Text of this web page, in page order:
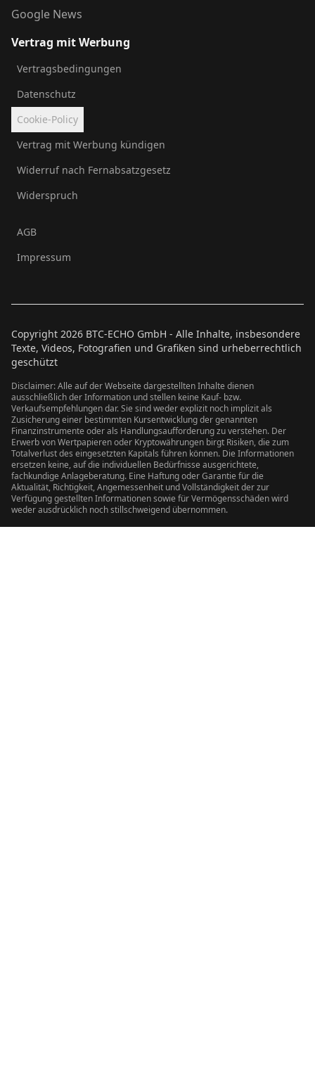
Google News
Vertrag mit Werbung
Vertragsbedingungen
Datenschutz
Cookie-Policy
Vertrag mit Werbung kündigen
Widerruf nach Fernabsatzgesetz
Widerspruch
AGB
Impressum
Copyright 2026 BTC-ECHO GmbH - Alle Inhalte, insbesondere
Texte, Videos, Fotografien und Grafiken sind urheberrechtlich
geschützt
Disclaimer: Alle auf der Webseite dargestellten Inhalte dienen
ausschließlich der Information und stellen keine Kauf- bzw.
Verkaufsempfehlungen dar. Sie sind weder explizit noch implizit als
Zusicherung einer bestimmten Kursentwicklung der genannten
Finanzinstrumente oder als Handlungsaufforderung zu verstehen. Der
Erwerb von Wertpapieren oder Kryptowährungen birgt Risiken, die zum
Totalverlust des eingesetzten Kapitals führen können. Die Informationen
ersetzen keine, auf die individuellen Bedürfnisse ausgerichtete,
fachkundige Anlageberatung. Eine Haftung oder Garantie für die
Aktualität, Richtigkeit, Angemessenheit und Vollständigkeit der zur
Verfügung gestellten Informationen sowie für Vermögensschäden wird
weder ausdrücklich noch stillschweigend übernommen.